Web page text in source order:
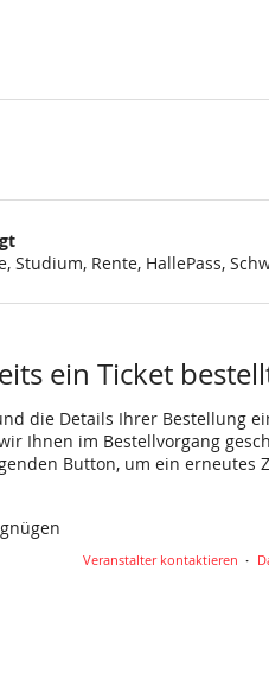
Studium, Rente, HallePass,
ein Ticket
die Details Ihrer Bestellung
Ihnen im Bestellvorgang
Button, um ein erneutes
Veranstalter kontaktieren